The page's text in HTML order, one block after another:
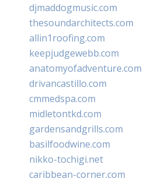
djmaddogmusic.com
thesoundarchitects.com
allin1roofing.com
keepjudgewebb.com
anatomyofadventure.com
drivancastillo.com
cmmedspa.com
midletontkd.com
gardensandgrills.com
basilfoodwine.com
nikko-tochigi.net
caribbean-corner.com